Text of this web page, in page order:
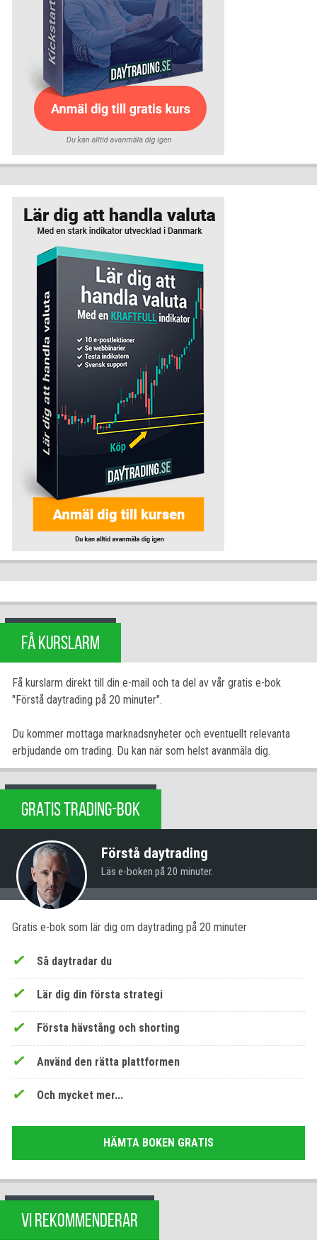
FÅ KURSLARM
Få kurslarm direkt till din e-mail och ta del av vår gratis e-bok
"Förstå daytrading på 20 minuter".
Du kommer mottaga marknadsnyheter och eventuellt relevanta
erbjudande om trading. Du kan när som helst avanmäla dig.
GRATIS TRADING-BOK
Förstå daytrading
Läs e-boken på 20 minuter.
Gratis e-bok som lär dig om daytrading på 20 minuter
Så daytradar du
Lär dig din första strategi
Första hävstång och shorting
Använd den rätta plattformen
Och mycket mer...
HÄMTA BOKEN GRATIS
VI REKOMMENDERAR